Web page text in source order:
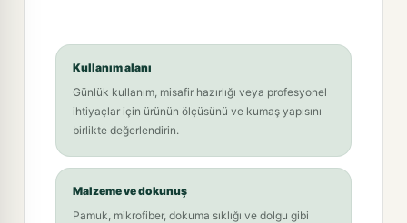
Kullanım alanı
Günlük kullanım, misafir hazırlığı veya profesyonel
ihtiyaçlar için ürünün ölçüsünü ve kumaş yapısını
birlikte değerlendirin.
Malzeme ve dokunuş
Pamuk, mikrofiber, dokuma sıklığı ve dolgu gibi